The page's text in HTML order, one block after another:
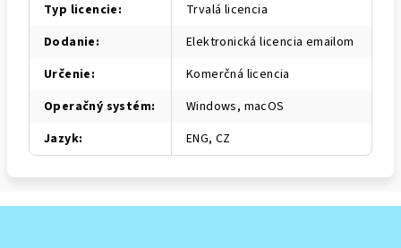
Typ licencie:
Trvalá licencia
Dodanie:
Elektronická licencia emailom
Určenie:
Komerčná licencia
Operačný systém:
Windows, macOS
Jazyk: ENG, CZ